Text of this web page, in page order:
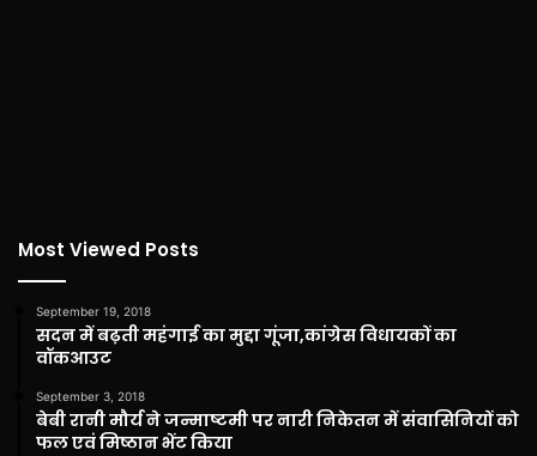
Most Viewed Posts
September 19, 2018
सदन में बढ़ती महंगाई का मुद्दा गूंजा,कांग्रेस विधायकों का
वॉकआउट
September 3, 2018
बेबी रानी मौर्य ने जन्माष्टमी पर नारी निकेतन में संवासिनियों को
फल एवं मिष्ठान भेंट किया